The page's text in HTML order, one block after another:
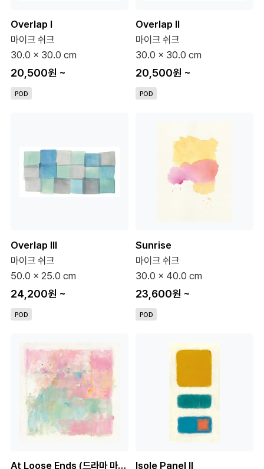
Overlap I
마이크 쉬크
30.0 x 30.0 cm
20,500원 ~
POD
Overlap II
마이크 쉬크
30.0 x 30.0 cm
20,500원 ~
POD
Overlap III
마이크 쉬크
50.0 x 25.0 cm
24,200원 ~
POD
Sunrise
마이크 쉬크
30.0 x 40.0 cm
23,600원 ~
POD
At Loose Ends (드라마 마인 협찬)
Isole Panel II